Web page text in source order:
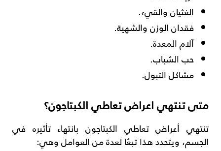
الغثيان والقيء.
فقدان الوزن والشهية.
آلام المعدة.
حب الشباب.
مشاكل التبول.
متى تنتهي اعراض تعاطي الكبتاجون؟
تنتهي أعراض تعاطي الكبتاجون بانتهاء تأثيره في
الجسم، ويتحدد هذا تبعُا لعدة من العوامل وهي: